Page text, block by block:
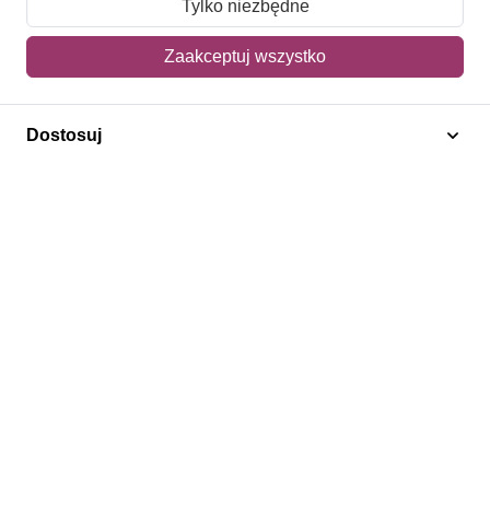
Regulamin
Mapa strony
Tylko niezbędne
Zaakceptuj wszystko
Dostosuj